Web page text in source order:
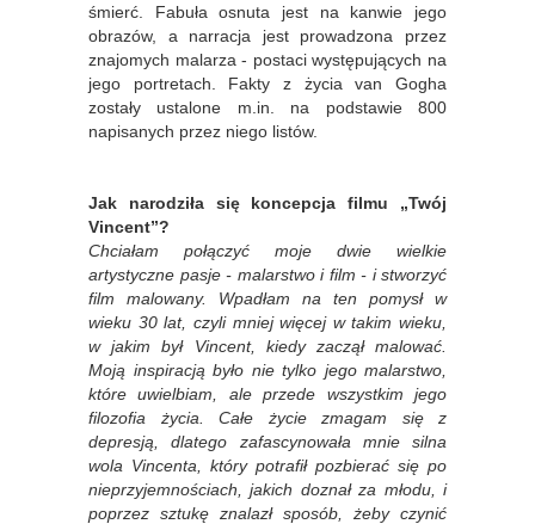
śmierć. Fabuła osnuta jest na kanwie jego
obrazów, a narracja jest prowadzona przez
znajomych malarza - postaci występujących na
jego portretach. Fakty z życia van Gogha
zostały ustalone m.in. na podstawie 800
napisanych przez niego listów.
Jak narodziła się koncepcja filmu „Twój
Vincent”?
Chciałam połączyć moje dwie wielkie
artystyczne pasje - malarstwo i film - i stworzyć
film malowany. Wpadłam na ten pomysł w
wieku 30 lat, czyli mniej więcej w takim wieku,
w jakim był Vincent, kiedy zaczął malować.
Moją inspiracją było nie tylko jego malarstwo,
które uwielbiam, ale przede wszystkim jego
filozofia życia. Całe życie zmagam się z
depresją, dlatego zafascynowała mnie silna
wola Vincenta, który potrafił pozbierać się po
nieprzyjemnościach, jakich doznał za młodu, i
poprzez sztukę znalazł sposób, żeby czynić